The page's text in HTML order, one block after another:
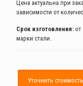
Цена актуальна при
зависимости от
Срок изготовления: от
марки стали.
Уточнить стоимость